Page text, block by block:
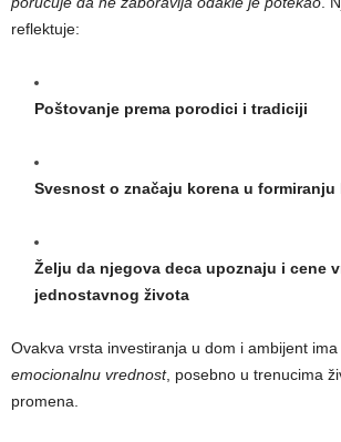
reflektuje:
Poštovanje prema porodici i tradiciji
Svesnost o značaju korena u
Želju da njegova deca upoznaju i cene
jednostavnog života
Ovakva vrsta investiranja u dom i ambijent ima
emocionalnu vrednost, posebno u trenucima
promena.